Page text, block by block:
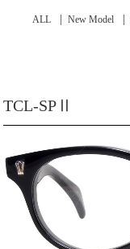
ALL New Model
TCL-SPⅡ